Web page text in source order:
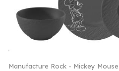
Manufacture Rock - Mickey Mouse